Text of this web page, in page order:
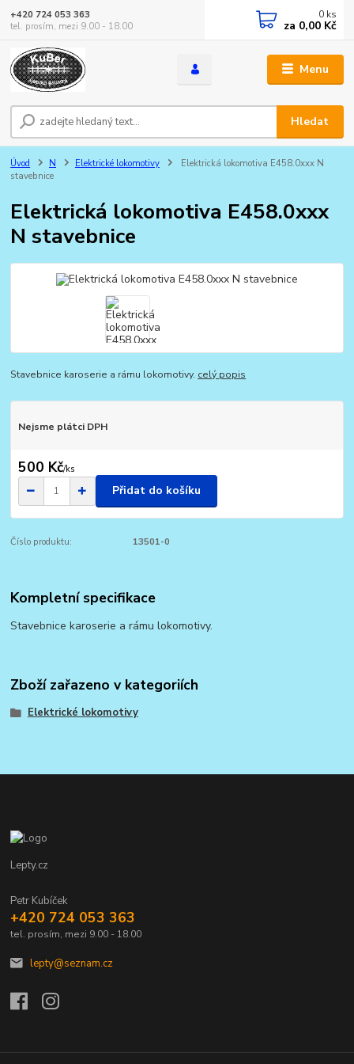
Menu
Hledat
+420 724 053 363
tel. prosím, mezi 9.00 - 18.00
0 ks
za 0,00 Kč
Úvod N Elektrické lokomotivy
Elektrická lokomotiva E458.0xxx N
stavebnice
Elektrická lokomotiva E458.0xxx
N stavebnice
Stavebnice karoserie a rámu lokomotivy. celý popis
Nejsme plátci DPH
500 Kč/ks
Přidat do košíku
Číslo produktu: 13501-0
Kompletní specifikace
Stavebnice karoserie a rámu lokomotivy.
Zboží zařazeno v kategoriích
Elektrické lokomotivy
Lepty.cz
Petr Kubíček
+420 724 053 363
tel. prosím, mezi 9.00 - 18.00
lepty@seznam.cz